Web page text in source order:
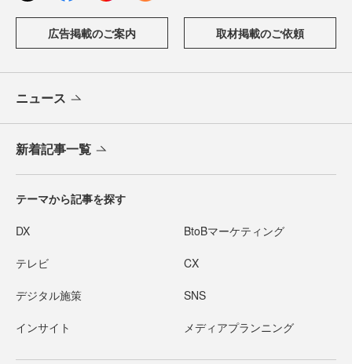
広告掲載のご案内 取材掲載のご依頼
ニュース
新着記事一覧
テーマから記事を探す
DX BtoBマーケティング
テレビ CX
デジタル施策 SNS
インサイト メディアプランニング